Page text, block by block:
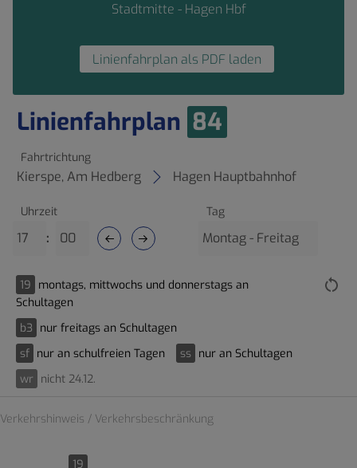
Stadtmitte - Hagen Hbf
Linienfahrplan als PDF laden
Linienfahrplan 84
Fahrtrichtung
Kierspe, Am Hedberg Hagen Hauptbahnhof
Uhrzeit
:
Tag
19 montags, mittwochs und donnerstags an
Schultagen
b3 nur freitags an Schultagen
sf nur an schulfreien Tagen ss nur an Schultagen
wr nicht 24.12.
Verkehrshinweis / Verkehrsbeschränkung
19